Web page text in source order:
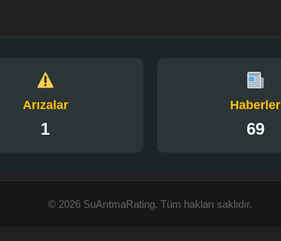
Arızalar
1
Haberler
69
© 2026 SuArıtmaRating. Tüm hakları saklıdır.